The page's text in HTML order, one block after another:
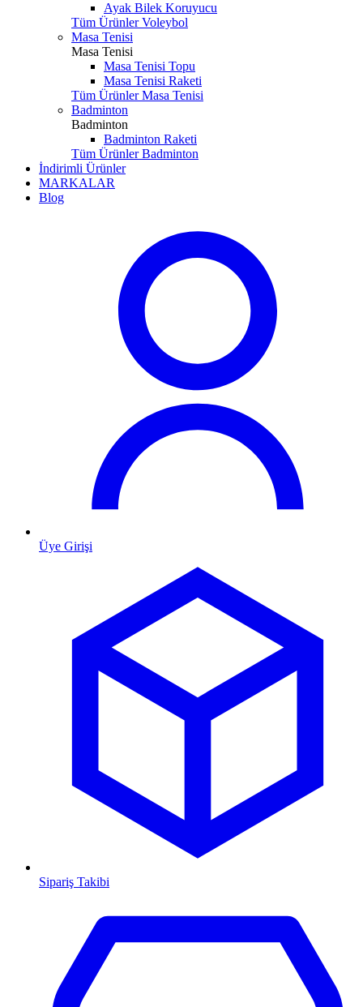
Ayak Bilek Koruyucu
Tüm Ürünler Voleybol
Masa Tenisi
Masa Tenisi
Masa Tenisi Topu
Masa Tenisi Raketi
Tüm Ürünler Masa Tenisi
Badminton
Badminton
Badminton Raketi
Tüm Ürünler Badminton
İndirimli Ürünler
MARKALAR
Blog
Üye Girişi
Sipariş Takibi